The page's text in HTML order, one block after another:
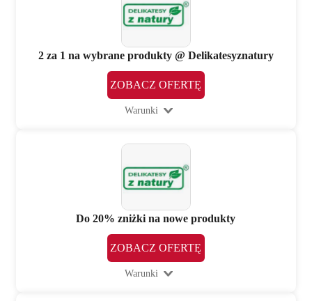
2 za 1 na wybrane produkty @ Delikatesyznatury
ZOBACZ OFERTĘ
Warunki
Do 20% zniżki na nowe produkty
ZOBACZ OFERTĘ
Warunki